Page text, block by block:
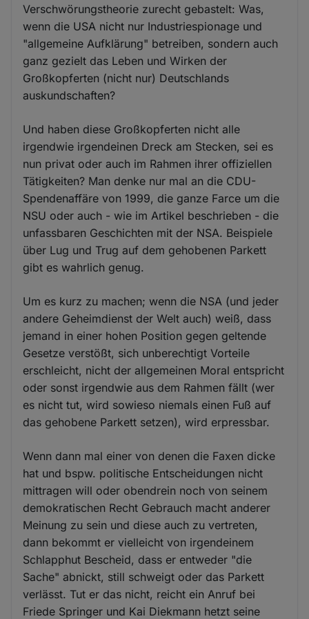
Verschwörungstheorie zurecht gebastelt: Was,
wenn die USA nicht nur Industriespionage und
"allgemeine Aufklärung" betreiben, sondern auch
ganz gezielt das Leben und Wirken der
Großkopferten (nicht nur) Deutschlands
auskundschaften?
Und haben diese Großkopferten nicht alle
irgendwie irgendeinen Dreck am Stecken, sei es
nun privat oder auch im Rahmen ihrer offiziellen
Tätigkeiten? Man denke nur mal an die CDU-
Spendenaffäre von 1999, die ganze Farce um die
NSU oder auch - wie im Artikel beschrieben - die
unfassbaren Geschichten mit der NSA. Beispiele
über Lug und Trug auf dem gehobenen Parkett
gibt es wahrlich genug.
Um es kurz zu machen; wenn die NSA (und jeder
andere Geheimdienst der Welt auch) weiß, dass
jemand in einer hohen Position gegen geltende
Gesetze verstößt, sich unberechtigt Vorteile
erschleicht, nicht der allgemeinen Moral entspricht
oder sonst irgendwie aus dem Rahmen fällt (wer
es nicht tut, wird sowieso niemals einen Fuß auf
das gehobene Parkett setzen), wird erpressbar.
Wenn dann mal einer von denen die Faxen dicke
hat und bspw. politische Entscheidungen nicht
mittragen will oder obendrein noch von seinem
demokratischen Recht Gebrauch macht anderer
Meinung zu sein und diese auch zu vertreten,
dann bekommt er vielleicht von irgendeinem
Schlapphut Bescheid, dass er entweder "die
Sache" abnickt, still schweigt oder das Parkett
verlässt. Tut er das nicht, reicht ein Anruf bei
Friede Springer und Kai Diekmann hetzt seine